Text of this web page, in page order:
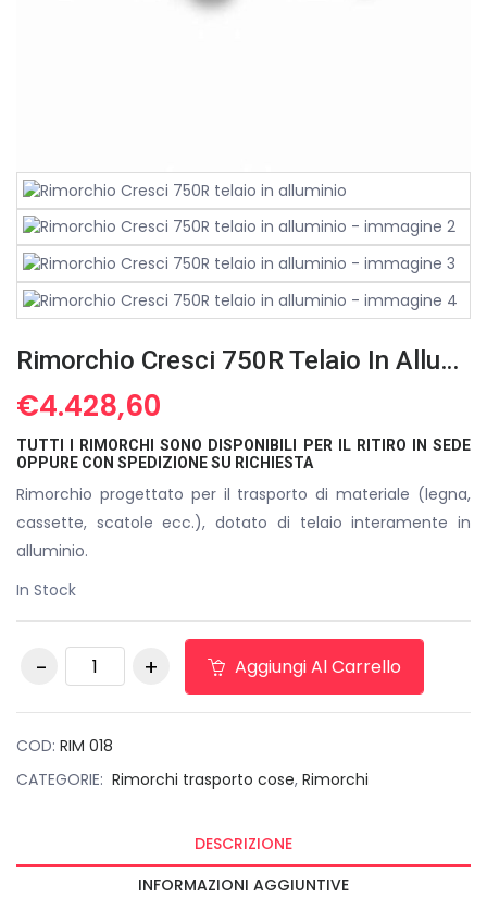
Rimorchio Cresci 750R Telaio In Alluminio
€4.428,60
TUTTI I RIMORCHI SONO DISPONIBILI PER IL RITIRO IN SEDE
OPPURE CON SPEDIZIONE SU RICHIESTA
Rimorchio progettato per il trasporto di materiale (legna,
cassette, scatole ecc.), dotato di telaio interamente in
alluminio.
In Stock
Rimorchio Cresci
750R telaio in
Aggiungi Al Carrello
COD: RIM 018
CATEGORIE: Rimorchi trasporto cose, Rimorchi
DESCRIZIONE
INFORMAZIONI AGGIUNTIVE